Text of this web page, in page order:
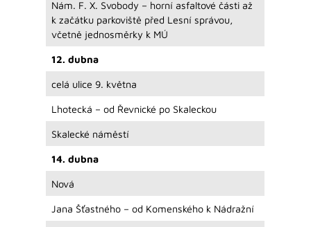
Nám. F. X. Svobody – horní asfaltové části až
k začátku parkoviště před Lesní správou,
včetně jednosměrky k MÚ
12. dubna
celá ulice 9. května
Lhotecká – od Řevnické po Skaleckou
Skalecké náměstí
14. dubna
Nová
Jana Šťastného – od Komenského k Nádražní